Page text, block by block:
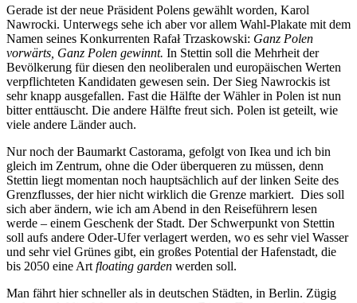
Gerade ist der neue Präsident Polens gewählt worden, Karol
Nawrocki. Unterwegs sehe ich aber vor allem Wahl-Plakate mit dem
Namen seines Konkurrenten Rafał Trzaskowski: Ganz Polen
vorwärts, Ganz Polen gewinnt. In Stettin soll die Mehrheit der
Bevölkerung für diesen den neoliberalen und europäischen Werten
verpflichteten Kandidaten gewesen sein. Der Sieg Nawrockis ist
sehr knapp ausgefallen. Fast die Hälfte der Wähler in Polen ist nun
bitter enttäuscht. Die andere Hälfte freut sich. Polen ist geteilt, wie
viele andere Länder auch.
Nur noch der Baumarkt Castorama, gefolgt von Ikea und ich bin
gleich im Zentrum, ohne die Oder überqueren zu müssen, denn
Stettin liegt momentan noch hauptsächlich auf der linken Seite des
Grenzflusses, der hier nicht wirklich die Grenze markiert. Dies soll
sich aber ändern, wie ich am Abend in den Reiseführern lesen
werde – einem Geschenk der Stadt. Der Schwerpunkt von Stettin
soll aufs andere Oder-Ufer verlagert werden, wo es sehr viel Wasser
und sehr viel Grünes gibt, ein großes Potential der Hafenstadt, die
bis 2050 eine Art floating garden werden soll.
Man fährt hier schneller als in deutschen Städten, in Berlin. Zügig